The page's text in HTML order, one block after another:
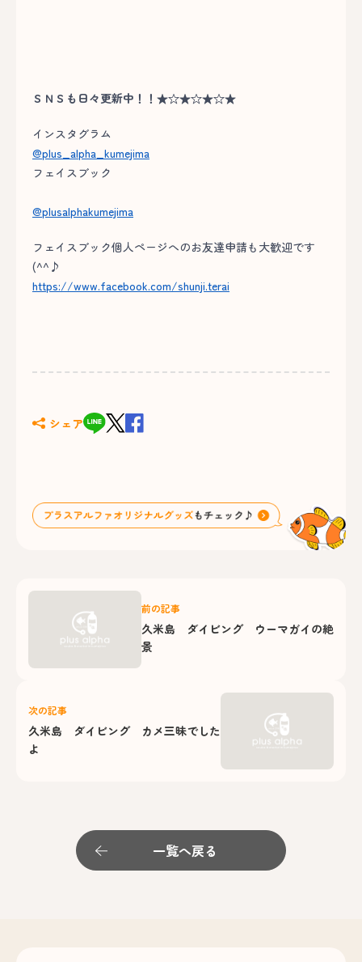
ＳＮＳも日々更新中！！★☆★☆★☆★
インスタグラム
@plus_alpha_kumejima
フェイスブック
@plusalphakumejima
フェイスブック個人ページへのお友達申請も大歓迎です
(^^♪
https://www.facebook.com/shunji.terai
シェア
前の記事
久米島 ダイビング ウーマガイの絶
景
次の記事
久米島 ダイビング カメ三昧でした
よ
一覧へ戻る